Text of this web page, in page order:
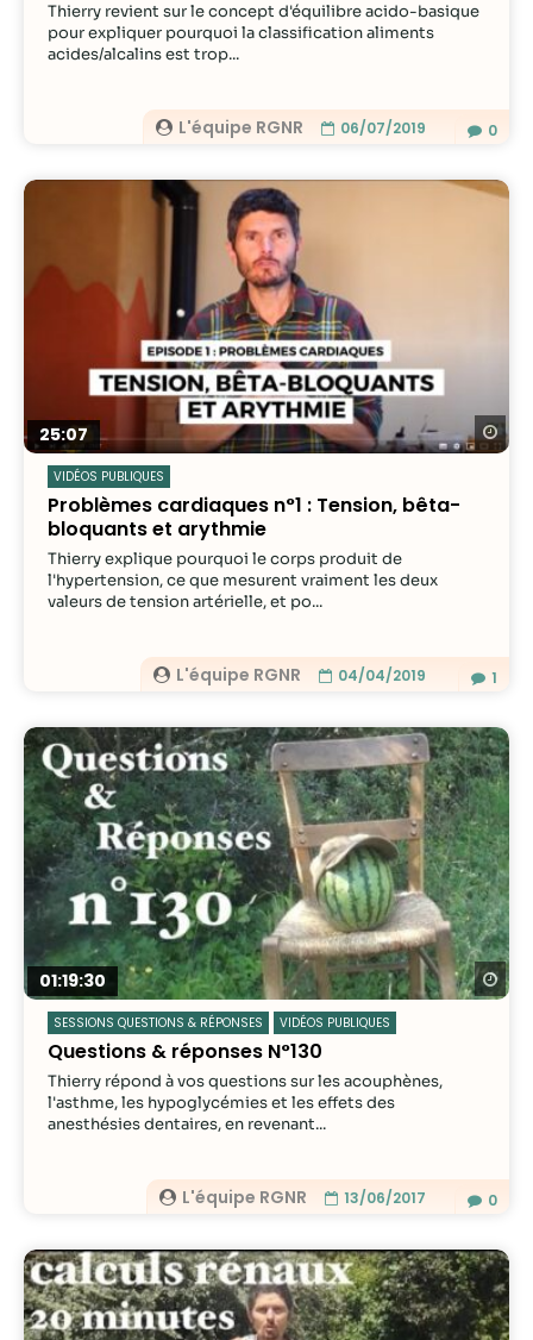
L'équipe RGNR 06/07/2019
Thierry revient sur le concept d'équilibre acido-basique
pour expliquer pourquoi la classification aliments
acides/alcalins est trop...
0
25:07
VIDÉOS PUBLIQUES
Problèmes cardiaques n°1 : Tension, bêta-
bloquants et arythmie
L'équipe RGNR 04/04/2019
Thierry explique pourquoi le corps produit de
l'hypertension, ce que mesurent vraiment les deux
valeurs de tension artérielle, et po...
1
01:19:30
SESSIONS QUESTIONS & RÉPONSES VIDÉOS PUBLIQUES
Questions & réponses N°130
L'équipe RGNR 13/06/2017
Thierry répond à vos questions sur les acouphènes,
l'asthme, les hypoglycémies et les effets des
anesthésies dentaires, en revenant...
0